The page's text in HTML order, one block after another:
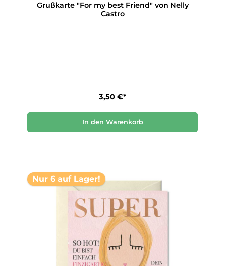
Grußkarte "For my best Friend" von Nelly
Castro
3,50 €*
In den Warenkorb
Nur 6 auf Lager!